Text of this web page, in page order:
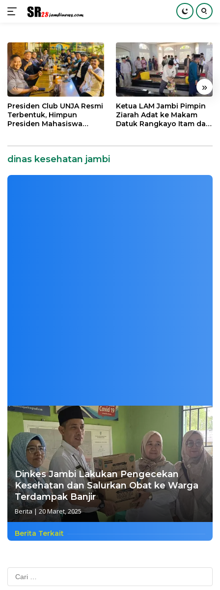
konten
« »
Presiden Club UNJA Resmi
Terbentuk, Himpun
Presiden Mahasiswa
Ketua LAM Jambi Pimpin
Ziarah Adat ke Makam
Datuk Rangkayo Itam dan
dinas kesehatan jambi
Dinkes Jambi Lakukan Pengecekan
Kesehatan dan Salurkan Obat ke Warga
Terdampak Banjir
Berita | 20 Maret, 2025
Berita Terkait
Cari
untuk: